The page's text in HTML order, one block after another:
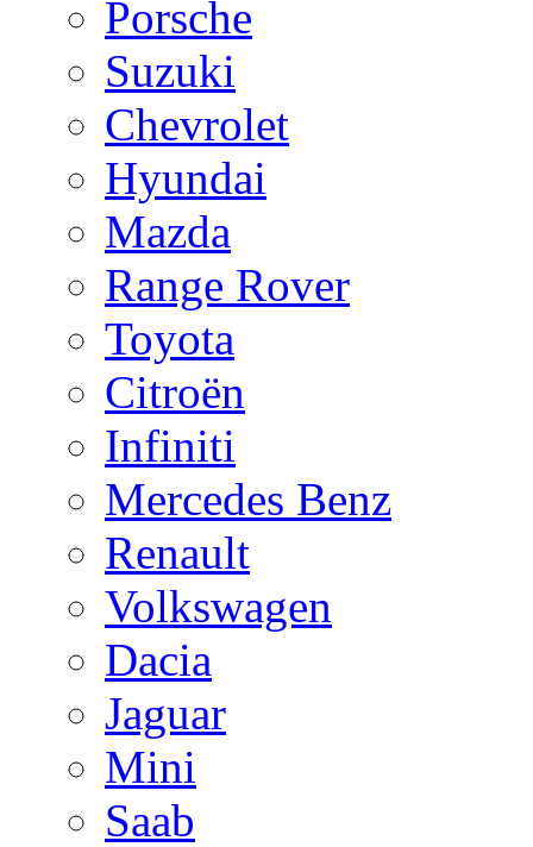
Porsche
Suzuki
Chevrolet
Hyundai
Mazda
Range Rover
Toyota
Citroën
Infiniti
Mercedes Benz
Renault
Volkswagen
Dacia
Jaguar
Mini
Saab